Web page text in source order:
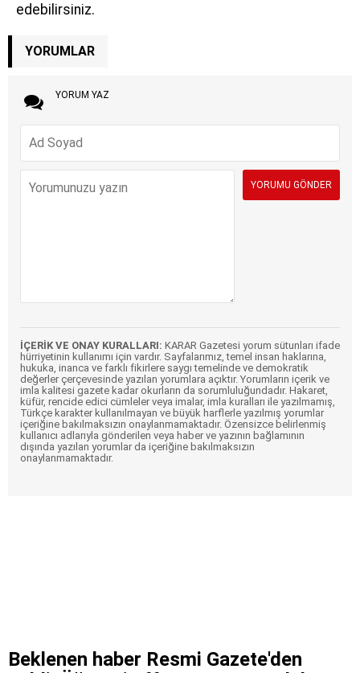
edebilirsiniz.
YORUMLAR
YORUM YAZ
İÇERİK VE ONAY KURALLARI: KARAR Gazetesi yorum sütunları ifade
hürriyetinin kullanımı için vardır. Sayfalarımız, temel insan haklarına,
hukuka, inanca ve farklı fikirlere saygı temelinde ve demokratik
değerler çerçevesinde yazılan yorumlara açıktır. Yorumların içerik ve
imla kalitesi gazete kadar okurların da sorumluluğundadır. Hakaret,
küfür, rencide edici cümleler veya imalar, imla kuralları ile yazılmamış,
Türkçe karakter kullanılmayan ve büyük harflerle yazılmış yorumlar
içeriğine bakılmaksızın onaylanmamaktadır. Özensizce belirlenmiş
kullanıcı adlarıyla gönderilen veya haber ve yazının bağlamının
dışında yazılan yorumlar da içeriğine bakılmaksızın
onaylanmamaktadır.
Beklenen haber Resmi Gazete'den